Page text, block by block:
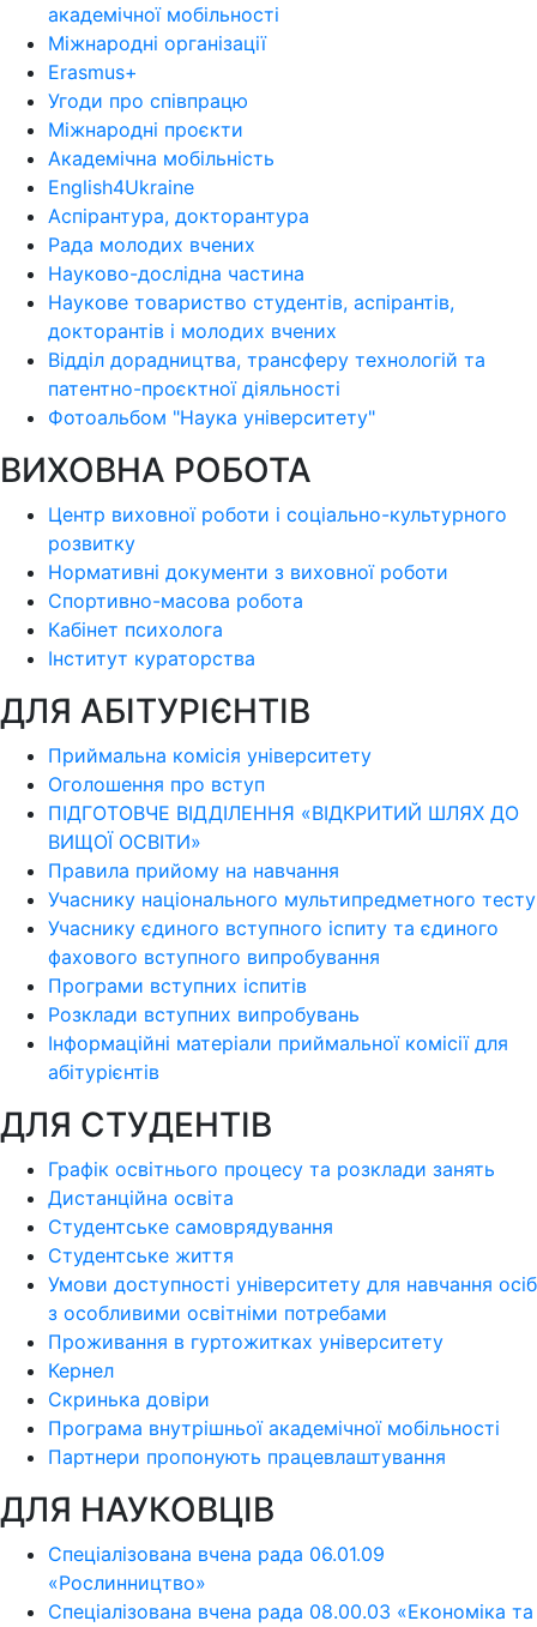
академічної мобільності
Міжнародні організації
Erasmus+
Угоди про співпрацю
Міжнародні проєкти
Академічна мобільність
English4Ukraine
Аспірантура, докторантура
Рада молодих вчених
Науково-дослідна частина
Наукове товариство студентів, аспірантів,
докторантів і молодих вчених
Відділ дорадництва, трансферу технологій та
патентно-проєктної діяльності
Фотоальбом "Наука університету"
ВИХОВНА РОБОТА
Центр виховної роботи і соціально-культурного
розвитку
Нормативні документи з виховної роботи
Спортивно-масова робота
Кабінет психолога
Інститут кураторства
ДЛЯ АБІТУРІЄНТІВ
Приймальна комісія університету
Оголошення про вступ
ПІДГОТОВЧЕ ВІДДІЛЕННЯ «ВІДКРИТИЙ ШЛЯХ ДО
ВИЩОЇ ОСВІТИ»
Правила прийому на навчання
Учаснику національного мультипредметного тесту
Учаснику єдиного вступного іспиту та єдиного
фахового вступного випробування
Програми вступних іспитів
Розклади вступних випробувань
Інформаційні матеріали приймальної комісії для
абітурієнтів
ДЛЯ СТУДЕНТІВ
Графік освітнього процесу та розклади занять
Дистанційна освіта
Студентське самоврядування
Студентське життя
Умови доступності університету для навчання осіб
з особливими освітніми потребами
Проживання в гуртожитках університету
Кернел
Скринька довіри
Програма внутрішньої академічної мобільності
Партнери пропонують працевлаштування
ДЛЯ НАУКОВЦІВ
Спеціалізована вчена рада 06.01.09
«Рослинництво»
Спеціалізована вчена рада 08.00.03 «Економіка та